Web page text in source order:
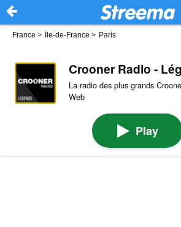
France > Île-de-France > Paris
Crooner Radio -
La radio des plus grands
Web
Play